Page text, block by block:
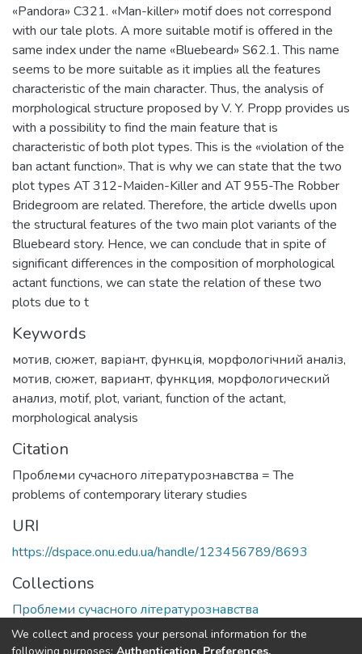
«Pandora» C321. «Man-killer» motif does not correspond
with our tale plots. A more suitable motif is offered in the
same index under the name «Bluebeard» S62.1. This name
seems to be more suitable as it implies all the features
characteristic of the main character. Thus, the analysis of
morphological structure proposed by V. Y. Propp provides us
with a possibility to find the main feature that is
characteristic of both plot types. This is the «violation of the
ban actant function». That is why we can state that the two
plot types AT 312-Maiden-Killer and AT 955-The Robber
Bridegroom are related. Therefore, the article dwells upon
the structural features of the two main plot variants of the
Bluebeard story. Hence, we can conclude that in spite of
significant differences in the composition of morphological
actant functions, we can state the relation of these two
plots due to t
Keywords
мотив, сюжет, варіант, функція, морфологічний аналіз,
мотив, сюжет, вариант, функция, морфологический
анализ, motif, plot, variant, function of the actant,
morphological analysis
Citation
Проблеми сучасного літературознавства = The
problems of contemporary literary studies
URI
https://dspace.onu.edu.ua/handle/123456789/8693
Collections
Проблеми сучасного літературознавства
Full item page
We collect and process your personal information for the